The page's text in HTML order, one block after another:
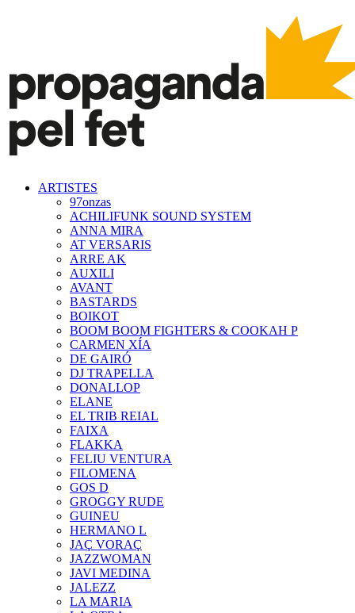
ARTISTES
97onzas
ACHILIFUNK SOUND SYSTEM
ANNA MIRA
AT VERSARIS
ARRE AK
AUXILI
AVANT
BASTARDS
BOIKOT
BOOM BOOM FIGHTERS & COOKAH P
CARMEN XÍA
DE GAIRÓ
DJ TRAPELLA
DONALLOP
ELANE
EL TRIB REIAL
FAIXA
FLAKKA
FELIU VENTURA
FILOMENA
GOS D
GROGGY RUDE
GUINEU
HERMANO L
JAÇ VORAÇ
JAZZWOMAN
JAVI MEDINA
JALEZZ
LA MARIA